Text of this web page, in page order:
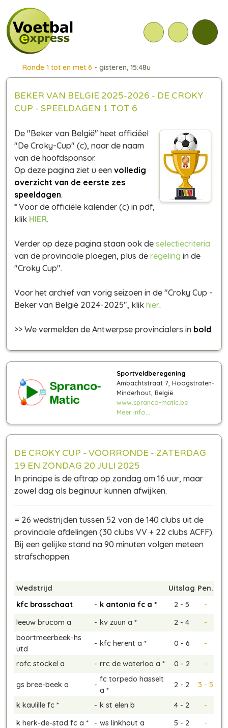
Ronde 1 tot en met 6 - gisteren, 15:48u
BEKER VAN BELGIE 2025-2026 - DE CROKY
CUP - SPEELDAGEN 1 TOT 6
De "Beker van België" heet officiëel
"De Croky-Cup" (c), naar de naam
van de hoofdsponsor.
Op deze pagina ziet u een volledig
overzicht van de eerste zes
speeldagen.
* Voor de officiële kalender (c) in pdf,
klik HIER.
Verder op deze pagina staan ook de selectiecriteria
van de provinciale ploegen, plus de regeling in de
"Croky Cup".
Voor het archief van vorig seizoen in de "Croky Cup -
Beker van België 2024-2025", klik hier.
>> We vermelden de Antwerpse provincialers in bold.
Sportveldberegening
Ambachtstraat 7, Hoogstraten-
Minderhout, België.
www.spranco-matic.be
Meer info...
DE CROKY CUP - VOORRONDE - ZATERDAG
19 EN ZONDAG 20 JULI 2025
In principe is de aftrap op zondag om 16 uur, maar
zowel dag als beginuur kunnen afwijken.
= 26 wedstrijden tussen 52 van de 140 clubs uit de
provinciale afdelingen (30 clubs VV + 22 clubs ACFF).
Bij een gelijke stand na 90 minuten volgen meteen
strafschoppen.
Wedstrijd Uitslag Pen.
kfc brasschaat
- k antonia fc a * 2 - 5
-
leeuw brucom a
- kv zuun a * 2 - 4
-
boortmeerbeek-hs
utd
- kfc herent a * 0 - 6 -
rofc stockel a - rrc de waterloo a * 0 - 2 -
gs bree-beek a -
fc torpedo hasselt
a *
2 - 2 3 - 5
k kaulille fc * - k st elen b 4 - 2
-
k herk-de-stad fc a *
- ws linkhout a 5 - 2
-